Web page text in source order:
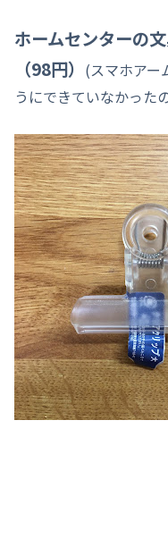
ホームセンターの
（98円） (スマホアー
うにできていなかった